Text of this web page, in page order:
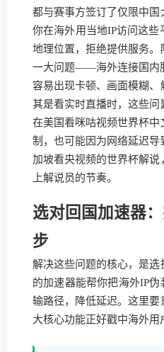
都与赛事方签订了仅限中
你在海外用当地IP访问这
地理位置，拒绝提供服务
一大问题——海外连接国内
容易出现卡顿、画面模糊
其是看实时直播时，这些
在美国看咪咕视频世界杯
制，也可能因为网络延迟
加坡看央视频的世界杯解
上解说员的节奏。
选对回国加速器
步
解决这些问题的核心，是
的加速器能帮你把海外IP
输路径，降低延迟。这里要
大核心功能正好戳中海外用